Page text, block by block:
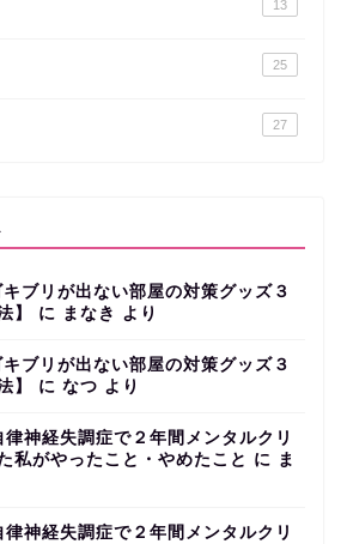
13
25
27
キブリが出ない部屋の対策グッズ３
】
に まなき より
キブリが出ない部屋の対策グッズ３
】
に なつ より
律神経失調症で２年間メンタルクリ
私がやったこと・やめたこと に ま
律神経失調症で２年間メンタルクリ